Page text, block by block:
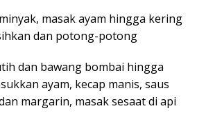
masak ayam hingga kering
dan potong-potong
dan bawang bombai hingga
ayam, kecap manis, saus
margarin, masak sesaat di api